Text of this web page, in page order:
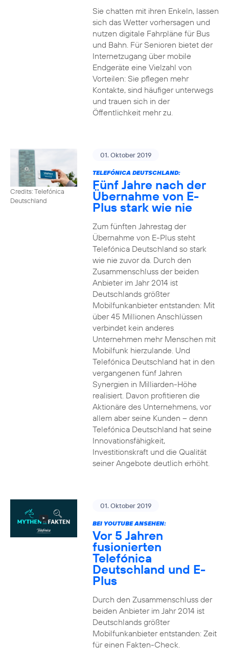
Sie chatten mit ihren Enkeln, lassen
sich das Wetter vorhersagen und
nutzen digitale Fahrpläne für Bus
und Bahn. Für Senioren bietet der
Internetzugang über mobile
Endgeräte eine Vielzahl von
Vorteilen: Sie pflegen mehr
Kontakte, sind häufiger unterwegs
und trauen sich in der
Öffentlichkeit mehr zu.
Credits: Telefónica
Deutschland
01. Oktober 2019
TELEFÓNICA DEUTSCHLAND:
Fünf Jahre nach der
Übernahme von E-
Plus stark wie nie
Zum fünften Jahrestag der
Übernahme von E-Plus steht
Telefónica Deutschland so stark
wie nie zuvor da. Durch den
Zusammenschluss der beiden
Anbieter im Jahr 2014 ist
Deutschlands größter
Mobilfunkanbieter entstanden: Mit
über 45 Millionen Anschlüssen
verbindet kein anderes
Unternehmen mehr Menschen mit
Mobilfunk hierzulande. Und
Telefónica Deutschland hat in den
vergangenen fünf Jahren
Synergien in Milliarden-Höhe
realisiert. Davon profitieren die
Aktionäre des Unternehmens, vor
allem aber seine Kunden – denn
Telefónica Deutschland hat seine
Innovationsfähigkeit,
Investitionskraft und die Qualität
seiner Angebote deutlich erhöht.
01. Oktober 2019
BEI YOUTUBE ANSEHEN:
Vor 5 Jahren
fusionierten
Telefónica
Deutschland und E-
Plus
Durch den Zusammenschluss der
beiden Anbieter im Jahr 2014 ist
Deutschlands größter
Mobilfunkanbieter entstanden: Zeit
für einen Fakten-Check.